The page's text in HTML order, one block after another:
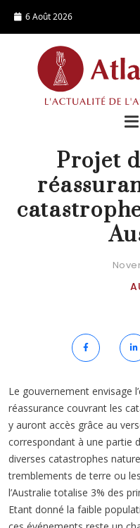
6 Août 2026
Projet
Le gouvernement envisage
réassurance couvrant les
y auront accès grâce au
correspondant à une partie
diverses catastrophes
tremblements de terre ou
l’Australie totalise 3% des
Etant donné la faible